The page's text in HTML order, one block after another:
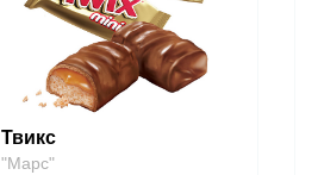
Твикс
"Марс"